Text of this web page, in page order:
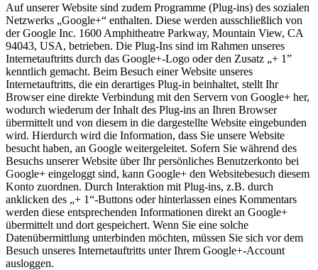
Auf unserer Website sind zudem Programme (Plug-ins) des sozialen
Netzwerks „Google+“ enthalten. Diese werden ausschließlich von
der Google Inc. 1600 Amphitheatre Parkway, Mountain View, CA
94043, USA, betrieben. Die Plug-Ins sind im Rahmen unseres
Internetauftritts durch das Google+-Logo oder den Zusatz „+ 1”
kenntlich gemacht. Beim Besuch einer Website unseres
Internetauftritts, die ein derartiges Plug-in beinhaltet, stellt Ihr
Browser eine direkte Verbindung mit den Servern von Google+ her,
wodurch wiederum der Inhalt des Plug-ins an Ihren Browser
übermittelt und von diesem in die dargestellte Website eingebunden
wird. Hierdurch wird die Information, dass Sie unsere Website
besucht haben, an Google weitergeleitet. Sofern Sie während des
Besuchs unserer Website über Ihr persönliches Benutzerkonto bei
Google+ eingeloggt sind, kann Google+ den Websitebesuch diesem
Konto zuordnen. Durch Interaktion mit Plug-ins, z.B. durch
anklicken des „+ 1“-Buttons oder hinterlassen eines Kommentars
werden diese entsprechenden Informationen direkt an Google+
übermittelt und dort gespeichert. Wenn Sie eine solche
Datenübermittlung unterbinden möchten, müssen Sie sich vor dem
Besuch unseres Internetauftritts unter Ihrem Google+-Account
ausloggen.